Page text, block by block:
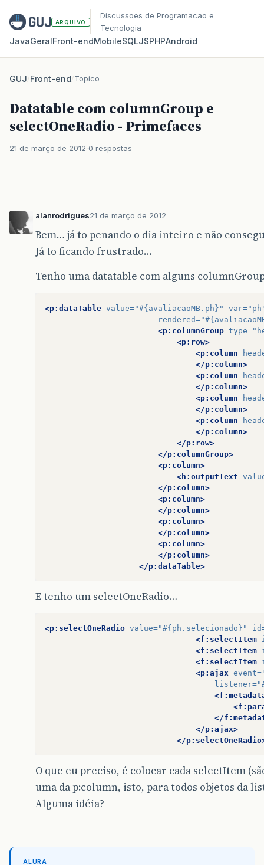
ARQUIVO
Discussoes de Programacao e
Tecnologia
JavaGeralFront‑endMobileSQLJSPHPAndroid
GUJ/Front-end/Topico
Datatable com columnGroup e
selectOneRadio - Primefaces
21 de março de 2012 0 respostas
alanrodrigues21 de março de 2012
Bem… já to penando o dia inteiro e não
Já to ficando frustrado…
Tenho uma datatable com alguns
<p:dataTable value="#{avaliacaoMB.ph}" var=
rendered=
<p:columnGroup type=
<p:row>
<p:column
</p:column>
<p:column
</p:column>
<p:column
</p:column>
<p:column
</p:column>
</p:row>
</p:columnGroup>
<p:column>
<h:outputText
</p:column>
<p:column>
</p:column>
<p:column>
</p:column>
<p:column>
</p:column>
</p:dataTable>
E tenho um selectOneRadio…
<p:selectOneRadio value="#{ph.selecionado}"
<f:selectItem
<f:selectItem
<f:selectItem
<p:ajax event=
listener=
</
</p:ajax>
</
O que eu preciso, é colocar cada selectItem
uma da p:column, isto, para todos objetos da
Alguma idéia?
ALURA